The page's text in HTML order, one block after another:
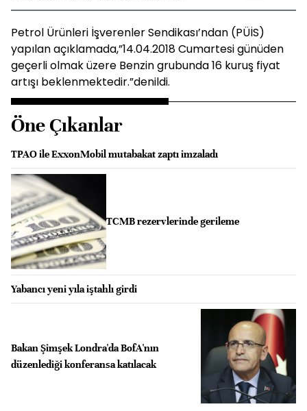
Petrol Ürünleri İşverenler Sendikası’ndan (PÜİS)
yapılan açıklamada,”14.04.2018 Cumartesi günüden
geçerli olmak üzere Benzin grubunda 16 kuruş fiyat
artışı beklenmektedir.”denildi.
Öne Çıkanlar
TPAO ile ExxonMobil mutabakat zaptı imzaladı
TCMB rezervlerinde gerileme
Yabancı yeni yıla iştahlı girdi
Bakan Şimşek Londra'da BofA'nın
düzenlediği konferansa katılacak